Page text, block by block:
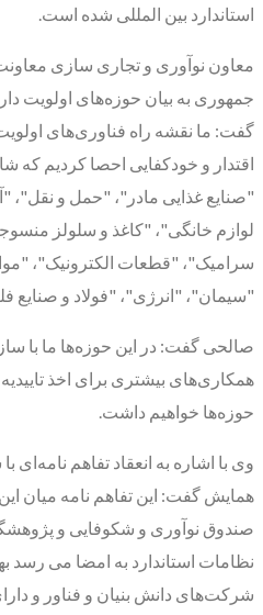
استاندارد بین المللی شده است.
معاون نوآوری و تجاری سازی
جمهوری به بیان حوزه‌های اولویت
گفت: ما نقشه راه فناوری‌های
اقتدار و خودکفایی احصا کردیم
"صنایع غذایی مادر"، "حمل و
لوازم خانگی"، "کاغذ و سلولز
سرامیک"، "قطعات الکترونیک"،
"سیمان"، "انرژی"، "فولاد و
صالحی گفت: در این حوزه‌ها ما با
همکاری‌های بیشتری برای اخذ
حوزه‌ها خواهیم داشت.
وی با اشاره به انعقاد تفاهم نامه‌ای
همایش گفت: این تفاهم نامه میان
صندوق نوآوری و شکوفایی و
نظامات استاندارد به امضا می‌ رسد
شرکت‌های دانش بنیان و فناور و